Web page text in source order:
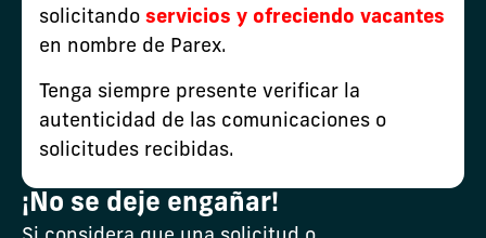
Exploración
solicitando servicios y ofreciendo vacantes
en nombre de Parex.
Tenga siempre presente verificar la
autenticidad de las comunicaciones o
solicitudes recibidas.
¡No se deje engañar!